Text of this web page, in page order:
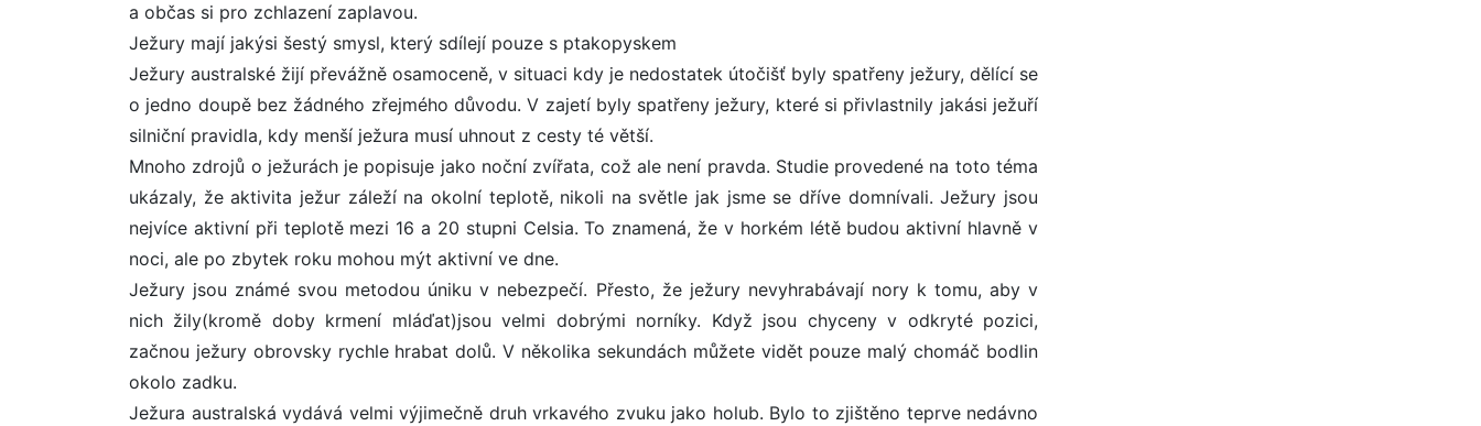
a občas si pro zchlazení zaplavou.
Ježury mají jakýsi šestý smysl, který sdílejí pouze s ptakopyskem
Ježury australské žijí převážně osamoceně, v situaci kdy je nedostatek útočišť byly spatřeny ježury, dělící se
o jedno doupě bez žádného zřejmého důvodu. V zajetí byly spatřeny ježury, které si přivlastnily jakási ježuří
silniční pravidla, kdy menší ježura musí uhnout z cesty té větší.
Mnoho zdrojů o ježurách je popisuje jako noční zvířata, což ale není pravda. Studie provedené na toto téma
ukázaly, že aktivita ježur záleží na okolní teplotě, nikoli na světle jak jsme se dříve domnívali. Ježury jsou
nejvíce aktivní při teplotě mezi 16 a 20 stupni Celsia. To znamená, že v horkém létě budou aktivní hlavně v
noci, ale po zbytek roku mohou mýt aktivní ve dne.
Ježury jsou známé svou metodou úniku v nebezpečí. Přesto, že ježury nevyhrabávají nory k tomu, aby v
nich žily(kromě doby krmení mláďat)jsou velmi dobrými norníky. Když jsou chyceny v odkryté pozici,
začnou ježury obrovsky rychle hrabat dolů. V několika sekundách můžete vidět pouze malý chomáč bodlin
okolo zadku.
Ježura australská vydává velmi výjimečně druh vrkavého zvuku jako holub. Bylo to zjištěno teprve nedávno